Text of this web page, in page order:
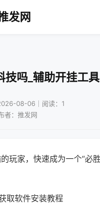
发网
技吗_辅助开挂工
08-06｜阅读：1
者：推发网
玩家，快速成为一个“必
取软件安装教程